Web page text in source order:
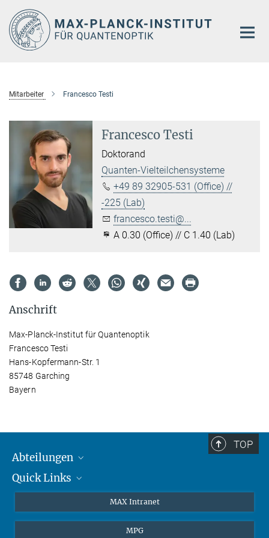
Hauptinhalt
Mitarbeiter Francesco Testi
Francesco Testi
Doktorand
Quanten-Vielteilchensysteme
+49 89 32905-531 (Office) //
-225 (Lab)
francesco.testi@...
A 0.30 (Office) // C 1.40 (Lab)
Anschrift
Max-Planck-Institut für Quantenoptik
Francesco Testi
Hans-Kopfermann-Str. 1
85748 Garching
Bayern
TOP
Abteilungen
Attosekundenphysik
Quick Links
MAX Intranet
MPG